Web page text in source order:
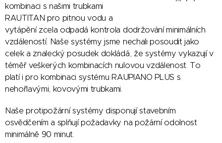
kombinaci s našimi trubkami
RAUTITAN pro pitnou vodu a
vytápění zcela odpadá kontrola dodržování minimálních
vzdáleností. Naše systémy jsme nechali posoudit jako
celek a znalecký posudek dokládá, že systémy vykazují v
téměř veškerých kombinacích nulovou vzdálenost. To
platí i pro kombinaci systému RAUPIANO PLUS s
nehořlavými, kovovými trubkami.
Naše protipožární systémy disponují stavebním
osvědčením a splňují požadavky na požární odolnost
minimálně 90 minut.